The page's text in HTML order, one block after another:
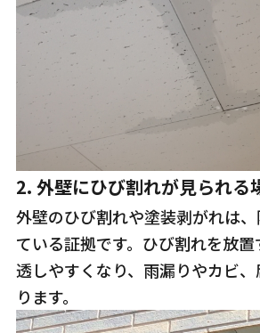
2. 外壁にひび割れが見られる
外壁のひび割れや塗装剥がれは
ている証拠です。ひび割れを放
透しやすくなり、雨漏りやカビ
ります。